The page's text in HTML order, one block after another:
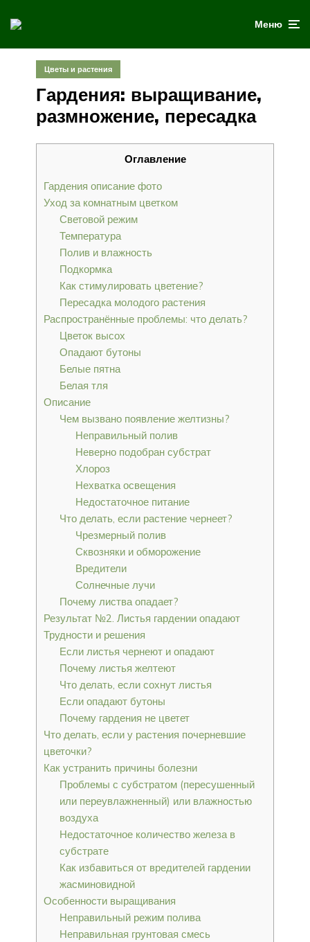
Меню
Цветы и растения
Гардения: выращивание,
размножение, пересадка
Оглавление
Гардения описание фото
Уход за комнатным цветком
Световой режим
Температура
Полив и влажность
Подкормка
Как стимулировать цветение?
Пересадка молодого растения
Распространённые проблемы: что делать?
Цветок высох
Опадают бутоны
Белые пятна
Белая тля
Описание
Чем вызвано появление желтизны?
Неправильный полив
Неверно подобран субстрат
Хлороз
Нехватка освещения
Недостаточное питание
Что делать, если растение чернеет?
Чрезмерный полив
Сквозняки и обморожение
Вредители
Солнечные лучи
Почему листва опадает?
Результат №2. Листья гардении опадают
Трудности и решения
Если листья чернеют и опадают
Почему листья желтеют
Что делать, если сохнут листья
Если опадают бутоны
Почему гардения не цветет
Что делать, если у растения почерневшие
цветочки?
Как устранить причины болезни
Проблемы с субстратом (пересушенный
или переувлажненный) или влажностью
воздуха
Недостаточное количество железа в
субстрате
Как избавиться от вредителей гардении
жасминовидной
Особенности выращивания
Неправильный режим полива
Неправильная грунтовая смесь